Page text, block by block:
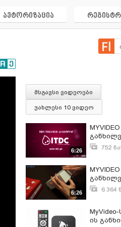
ავტორიზაცია
მსგავსი ვიდეოები
უახლესი 10 ვიდეო
6:26 752
6:26 6 364
ის